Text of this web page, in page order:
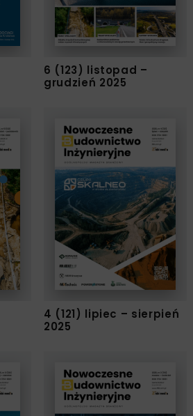
6 (123) listopad –
grudzień 2025
4 (121) lipiec – sierpień
2025